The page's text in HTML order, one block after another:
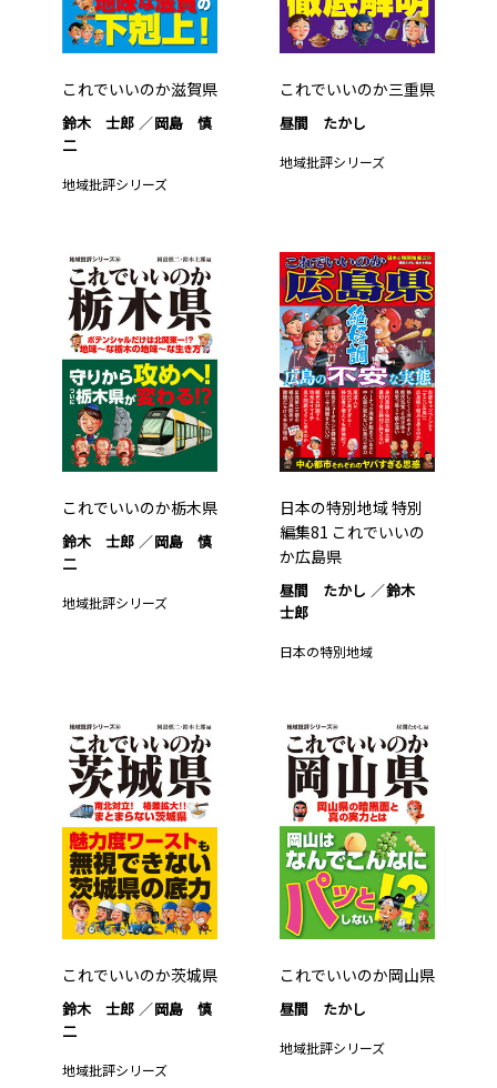
これでいいのか滋賀県
鈴木 士郎
岡島 慎
二
地域批評シリーズ
これでいいのか三重県
昼間 たかし
地域批評シリーズ
これでいいのか栃木県
鈴木 士郎
岡島 慎
二
地域批評シリーズ
日本の特別地域 特別
編集81 これでいいの
か広島県
昼間 たかし
鈴木
士郎
日本の特別地域
これでいいのか茨城県
鈴木 士郎
岡島 慎
二
地域批評シリーズ
これでいいのか岡山県
昼間 たかし
地域批評シリーズ